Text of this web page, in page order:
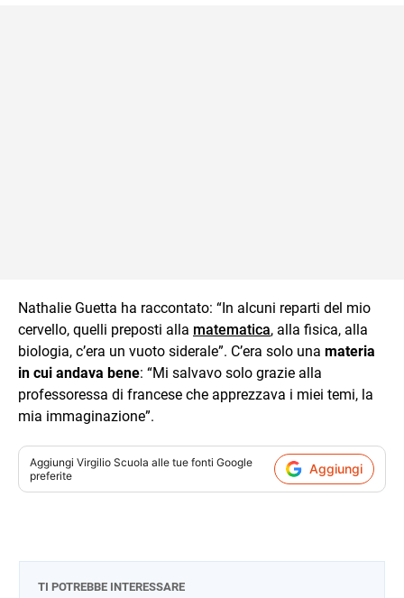
Nathalie Guetta ha raccontato: “In alcuni reparti del mio
cervello, quelli preposti alla matematica, alla fisica, alla
biologia, c’era un vuoto siderale”. C’era solo una materia
in cui andava bene: “Mi salvavo solo grazie alla
professoressa di francese che apprezzava i miei temi, la
mia immaginazione”.
Aggiungi Virgilio Scuola alle tue fonti Google
preferite
Aggiungi
TI POTREBBE INTERESSARE